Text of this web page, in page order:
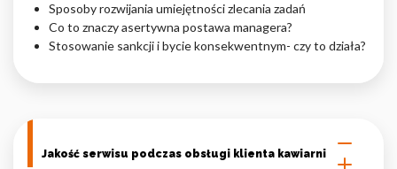
Sposoby rozwijania umiejętności zlecania zadań
Co to znaczy asertywna postawa managera?
Stosowanie sankcji i bycie konsekwentnym- czy to działa?
Jakość serwisu podczas obsługi klienta kawiarni